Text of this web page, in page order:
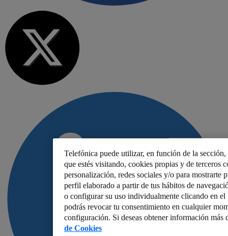
Telefónica puede utilizar, en función de la
que estés visitando, cookies propias y de terceros
personalización, redes sociales y/o para mostrarte
perfil elaborado a partir de tus hábitos de
o configurar su uso individualmente clicando en
podrás revocar tu consentimiento en cualquier
configuración. Si deseas obtener información más
de Cookies